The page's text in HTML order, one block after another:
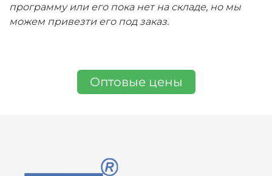
программу или его пока нет на складе, но мы
можем привезти его под заказ.
Оптовые цены